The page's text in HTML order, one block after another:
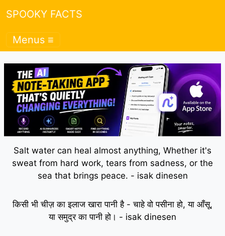
SPOOKY FACTS
Menus ≡
Salt water can heal almost anything, Whether it's
sweat from hard work, tears from sadness, or the
sea that brings peace. - isak dinesen
किसी भी चीज़ का इलाज खारा पानी है - चाहे वो पसीना हो, या आँसू,
या समुद्र का पानी हो। - isak dinesen